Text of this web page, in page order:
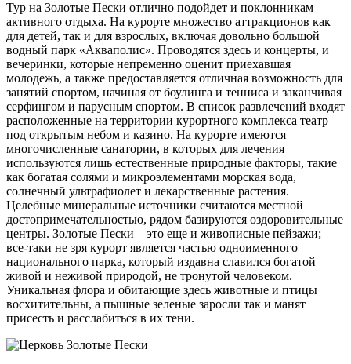
Тур на Золотые Пески отлично подойдет и поклонникам
активного отдыха. На курорте множество аттракционов как
для детей, так и для взрослых, включая довольно большой
водный парк «Акваполис». Проводятся здесь и концерты, и
вечеринки, которые непременно оценит приехавшая
молодежь, а также предоставляется отличная возможность для
занятий спортом, начиная от боулинга и тенниса и заканчивая
серфингом и парусным спортом. В список развлечений входят
расположенные на территории курортного комплекса театр
под открытым небом и казино. На курорте имеются
многочисленные санатории, в которых для лечения
используются лишь естественные природные факторы, такие
как богатая солями и микроэлементами морская вода,
солнечный ультрафиолет и лекарственные растения.
Целебные минеральные источники считаются местной
достопримечательностью, рядом базируются оздоровительные
центры. Золотые Пески – это еще и живописные пейзажи;
все-таки не зря курорт является частью одноименного
национального парка, который издавна славился богатой
живой и неживой природой, не тронутой человеком.
Уникальная флора и обитающие здесь животные и птицы
восхитительны, а пышные зеленые заросли так и манят
присесть и расслабиться в их тени.